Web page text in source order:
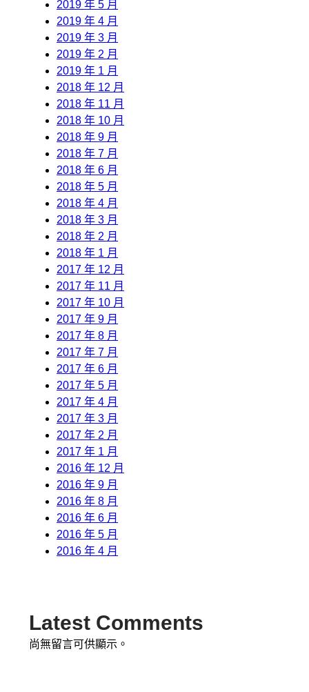
2019 年 5 月
2019 年 4 月
2019 年 3 月
2019 年 2 月
2019 年 1 月
2018 年 12 月
2018 年 11 月
2018 年 10 月
2018 年 9 月
2018 年 7 月
2018 年 6 月
2018 年 5 月
2018 年 4 月
2018 年 3 月
2018 年 2 月
2018 年 1 月
2017 年 12 月
2017 年 11 月
2017 年 10 月
2017 年 9 月
2017 年 8 月
2017 年 7 月
2017 年 6 月
2017 年 5 月
2017 年 4 月
2017 年 3 月
2017 年 2 月
2017 年 1 月
2016 年 12 月
2016 年 9 月
2016 年 8 月
2016 年 6 月
2016 年 5 月
2016 年 4 月
Latest Comments
尚無留言可供顯示。